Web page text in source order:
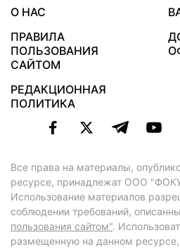
О НАС
ПРАВИЛА
ПОЛЬЗОВАНИЯ
САЙТОМ
РЕДАКЦИОННАЯ
ПОЛИТИКА
Все права на материалы,
ресурсе, принадлежат ООО
Использование материалов
соблюдении требований,
пользования сайтом".
размещенную на данном